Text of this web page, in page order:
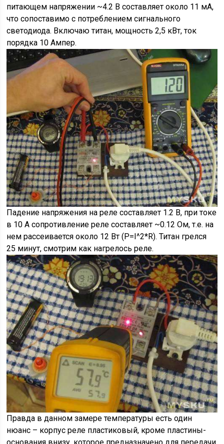
питающем напряжении ~4.2 В составляет около 11 мА,
что сопоставимо с потреблением сигнального
светодиода. Включаю титан, мощность 2,5 кВт, ток
порядка 10 Ампер.
Падение напряжения на реле составляет 1.2 В, при токе
в 10 А сопротивление реле составляет ~0.12 Ом, т.е. на
нем рассеивается около 12 Вт (P=I^2*R). Титан грелся
25 минут, смотрим как нагрелось реле.
Правда в данном замере температуры есть один
нюанс – корпус реле пластиковый, кроме пластины-
основания внизу, которое предназначено для передачи